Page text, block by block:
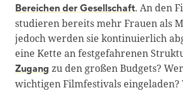
Bereichen der Gesellschaft. An den
studieren bereits mehr Frauen als
jedoch werden sie kontinuierlich
eine Kette an festgefahrenen
Zugang zu den großen Budgets?
wichtigen Filmfestivals eingeladen?